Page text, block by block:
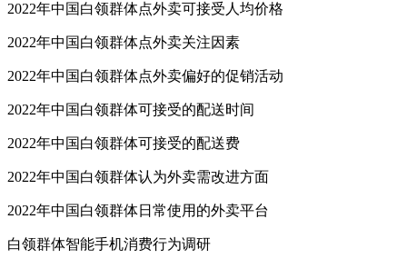
2022年中国白领群体点外卖可接受人均价格
2022年中国白领群体点外卖关注因素
2022年中国白领群体点外卖偏好的促销活动
2022年中国白领群体可接受的配送时间
2022年中国白领群体可接受的配送费
2022年中国白领群体认为外卖需改进方面
2022年中国白领群体日常使用的外卖平台
白领群体智能手机消费行为调研